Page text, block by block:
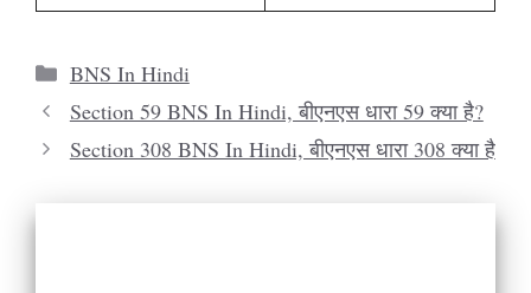
Categories
BNS In Hindi
Section 59 BNS In Hindi, बीएनएस धारा 59 क्या है?
Section 308 BNS In Hindi, बीएनएस धारा 308 क्या है